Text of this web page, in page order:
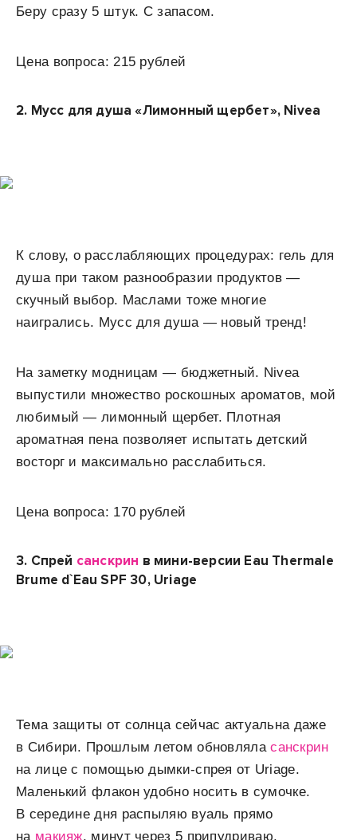
Беру сразу 5 штук. С запасом.
Цена вопроса: 215 рублей
2. Мусс для душа «Лимонный щербет», Nivea
К слову, о расслабляющих процедурах: гель для
душа при таком разнообразии продуктов —
скучный выбор. Маслами тоже многие
наигрались. Мусс для душа — новый тренд!
На заметку модницам — бюджетный. Nivea
выпустили множество роскошных ароматов, мой
любимый — лимонный щербет. Плотная
ароматная пена позволяет испытать детский
восторг и максимально расслабиться.
Цена вопроса: 170 рублей
3. Спрей санскрин в мини-версии Eau Thermale
Brume d`EauSPF 30, Uriage
Тема защиты от солнца сейчас актуальна даже
в Сибири. Прошлым летом обновляласанскрин
на лице с помощью дымки-спрея от Uriage.
Маленький флакон удобно носить в сумочке.
В середине дня распыляю вуаль прямо
на макияж, минут через 5 припудриваю,